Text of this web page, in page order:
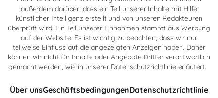
außerdem darüber, dass ein Teil unserer Inhalte mit Hilfe
künstlicher Intelligenz erstellt und von unseren Redakteuren
überprüft wird. Ein Teil unserer Einnahmen stammt aus Werbung
auf der Website. Es ist wichtig zu beachten, dass wir nur
teilweise Einfluss auf die angezeigten Anzeigen haben. Daher
können wir nicht für Inhalte oder Angebote Dritter verantwortlich
gemacht werden, wie in unserer Datenschutzrichtlinie erläutert.
Über unsGeschäftsbedingungenDatenschutzrichtlinie